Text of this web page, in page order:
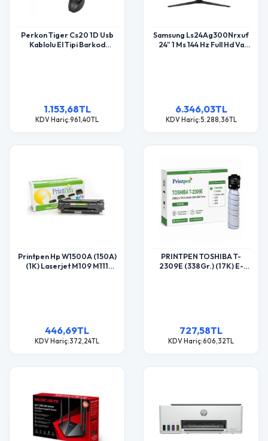
Perkon Tiger Cs20 1D Usb
Kablolu El Tipi Barkod
1.153,68TL
KDV Hariç:961,40TL
Samsung Ls24Ag300Nrxuf
24" 1 Ms 144 Hz Full Hd Va
6.346,03TL
KDV Hariç:5.288,36TL
Printpen Hp W1500A (150A)
(1K) Laserjet M109 M111
446,69TL
KDV Hariç:372,24TL
PRINTPEN TOSHIBA T-
2309E (338Gr.) (17K) E-
727,58TL
KDV Hariç:606,32TL